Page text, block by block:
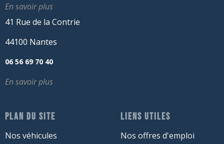
En savoir plus
41 Rue de la Contrie
44100 Nantes
06 56 69 70 40
En savoir plus
PLAN DU SITE
Nos véhicules
LIENS UTILES
Nos offres d'emploi